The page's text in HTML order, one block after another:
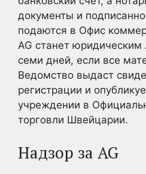
документы и
подаются в Офис
AG станет
семи дней, если все
Ведомство выдаст
регистрации и
учреждении в
торговли Швейцарии.
Надзор за AG